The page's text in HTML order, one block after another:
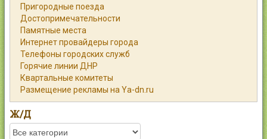
Справочник
Работа
Объявления
Помощь
Контакты
Пригородные поезда
Достопримечательности
Памятные места
Интернет провайдеры города
Телефоны городских служб
Горячие линии ДНР
Квартальные комитеты
Размещение рекламы на Ya-dn.ru
Ж/Д